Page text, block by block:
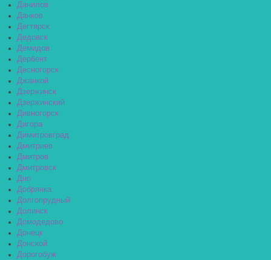
Данилов
Данков
Дегтярск
Дедовск
Демидов
Дербент
Десногорск
Джанкой
Дзержинск
Дзержинский
Дивногорск
Дигора
Димитровград
Дмитриев
Дмитров
Дмитровск
Дно
Добрянка
Долгопрудный
Долинск
Домодедово
Донецк
Донской
Дорогобуж